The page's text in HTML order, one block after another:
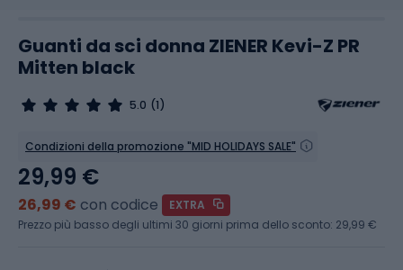
Guanti da sci donna ZIENER Kevi-Z PR
Mitten black
5.0 (1)
Condizioni della promozione "MID HOLIDAYS SALE"
29,99 €
26,99 € con codice
EXTRA
Prezzo più basso degli ultimi 30 giorni prima dello sconto: 29,99 €